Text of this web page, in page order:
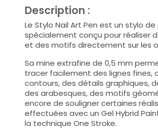
Description :
Le Stylo Nail Art Pen est un stylo
spécialement conçu pour réaliser
et des motifs directement sur les
Sa mine extrafine de 0,5 mm
tracer facilement des lignes fines,
contours, des détails graphiques,
des arabesques, des motifs
encore de souligner certaines
effectuées avec un Gel Hybrid
la technique One Stroke.